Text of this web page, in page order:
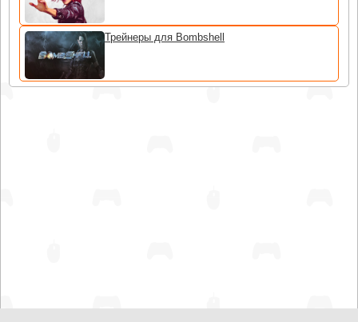
Трейнеры для Bombshell